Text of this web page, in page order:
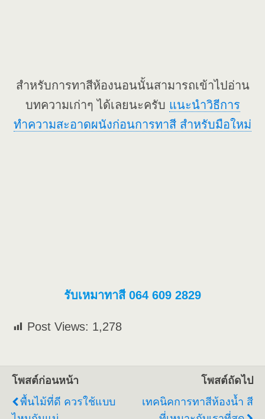
สำหรับการทาสีห้องนอนนั้นสามารถเข้าไปอ่าน
บทความเก่าๆ ได้เลยนะครับ แนะนำวิธีการ
ทำความสะอาดผนังก่อนการทาสี สำหรับมือใหม่
รับเหมาทาสี 064 609 2829
Post Views: 1,278
โพสต์ก่อนหน้า
พื้นไม้ที่ดี ควรใช้แบบ
โพสต์ถัดไป
เทคนิคการทาสีห้องน้ำ สี